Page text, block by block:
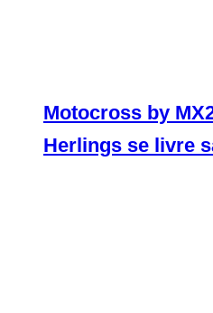
Motocross by
Herlings se livre